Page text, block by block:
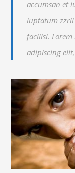
accumsan et
luptatum zzril
facilisi.
adipiscing